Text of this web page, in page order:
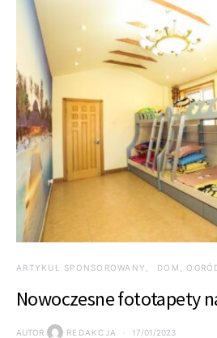
ARTYKUŁ SPONSOROWANY DOM,
Nowoczesne fototapety
AUTOR REDAKCJA 17/01/2023